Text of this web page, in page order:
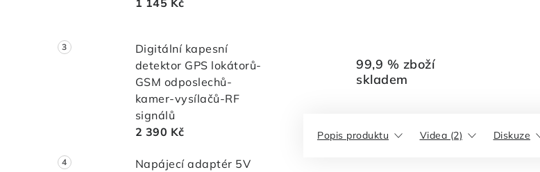
Digitální kapesní
detektor GPS lokátorů-
GSM odposlechů-
kamer-vysílačů-RF
signálů
2 390 Kč
Napájecí adaptér 5V
99,9 % zboží
skladem
Popis produktu Videa (2) Diskuze